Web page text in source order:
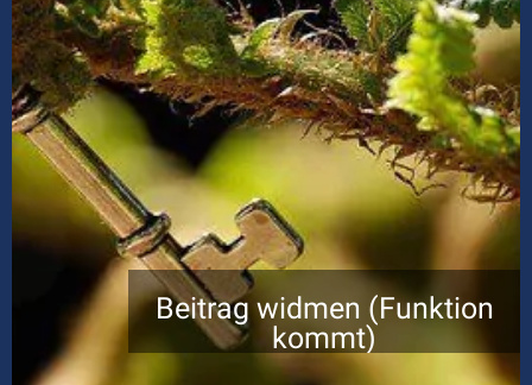
Beitrag widmen (Funktion
kommt)